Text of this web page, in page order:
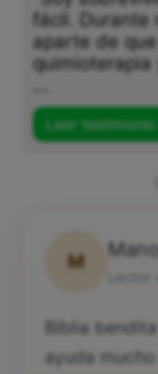
fácil. Durante
aparte de
quimioterapia
Leer
M
Bíblia
ayuda